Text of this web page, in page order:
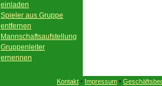
einladen
Spieler aus Gruppe
entfernen
Mannschaftsaufstellung
Gruppenleiter
ernennen
Kontakt • Impressum •